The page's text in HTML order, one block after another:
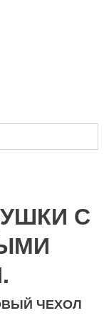
С
ЧЕХОЛ